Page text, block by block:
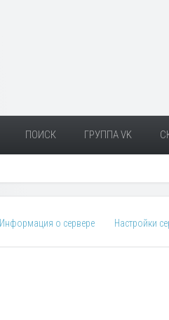
ПОИСК ГРУППА VK
Информация о сервере Настройки